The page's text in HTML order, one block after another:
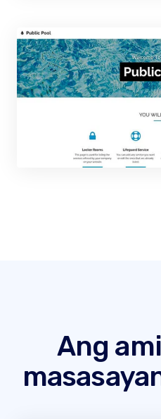
Ang